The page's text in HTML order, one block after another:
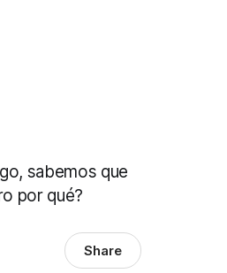
sabemos que
por qué?
Share